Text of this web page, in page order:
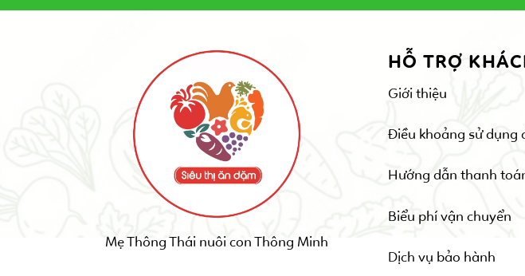
Mẹ Thông Thái nuôi con Thông Minh
HỖ TRỢ
Giới thiệu
Điều khoảng sử dụng
Hướng dẫn thanh
Biểu phí vận chuyển
Dịch vụ bảo hành